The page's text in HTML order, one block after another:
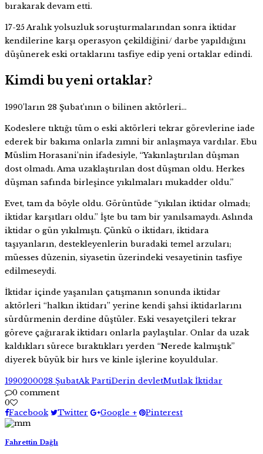
bırakarak devam etti.
17-25 Aralık yolsuzluk soruşturmalarından sonra iktidar
kendilerine karşı operasyon çekildiğini/ darbe yapıldığını
düşünerek eski ortaklarını tasfiye edip yeni ortaklar edindi.
Kimdi bu yeni ortaklar?
1990’ların 28 Şubat’ının o bilinen aktörleri…
Kodeslere tıktığı tüm o eski aktörleri tekrar görevlerine iade
ederek bir bakıma onlarla zımni bir anlaşmaya vardılar. Ebu
Müslim Horasani’nin ifadesiyle, “Yakınlaştırılan düşman
dost olmadı. Ama uzaklaştırılan dost düşman oldu. Herkes
düşman safında birleşince yıkılmaları mukadder oldu.”
Evet, tam da böyle oldu. Görüntüde “yıkılan iktidar olmadı;
iktidar karşıtları oldu.” İşte bu tam bir yanılsamaydı. Aslında
iktidar o gün yıkılmıştı. Çünkü o iktidarı, iktidara
taşıyanların, destekleyenlerin buradaki temel arzuları;
müesses düzenin, siyasetin üzerindeki vesayetinin tasfiye
edilmeseydi.
İktidar içinde yaşanılan çatışmanın sonunda iktidar
aktörleri “halkın iktidarı” yerine kendi şahsi iktidarlarını
sürdürmenin derdine düştüler. Eski vesayetçileri tekrar
göreve çağırarak iktidarı onlarla paylaştılar. Onlar da uzak
kaldıkları sürece bıraktıkları yerden “Nerede kalmıştık”
diyerek büyük bir hırs ve kinle işlerine koyuldular.
1990200028 ŞubatAk PartiDerin devletMutlak İktidar
0 comment
0
Facebook
Twitter Google + Pinterest
Fahrettin Dağlı